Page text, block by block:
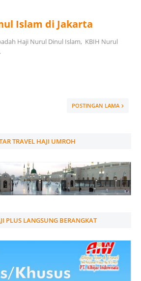
Islam di Jakarta
Haji Nurul Dinul Islam, KBIH Nurul
POSTINGAN LAMA
TRAVEL HAJI UMROH
PLUS LANGSUNG BERANGKAT